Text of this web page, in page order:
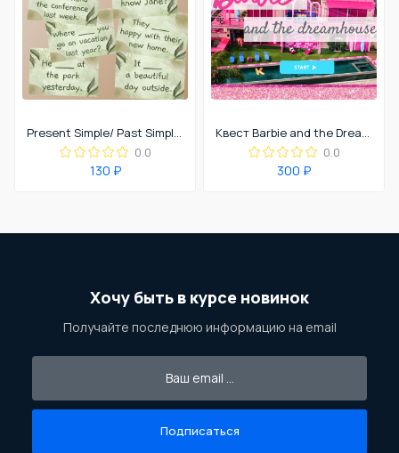
Present Simple/ Past Simple Cards
0.0
130 ₽
Квест Barbie and the Dreamhouse
0.0
300 ₽
Хочу быть в курсе новинок
Получайте последнюю информацию на email
Подписаться